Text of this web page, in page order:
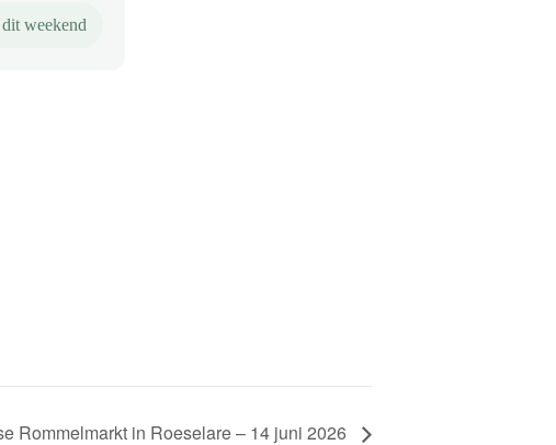
weekend
Rommelmarkt in Roeselare – 14 juni 2026